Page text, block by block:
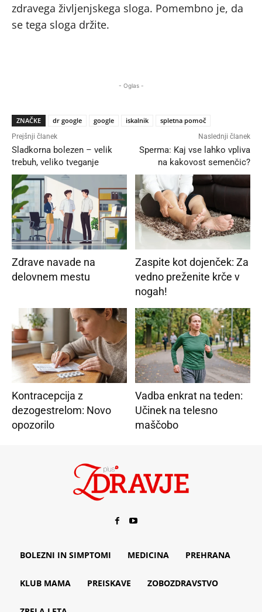
zdravega življenjskega sloga. Pomembno je, da
se tega sloga držite.
- Oglas -
ZNAČKE dr google google iskalnik spletna pomoč
Prejšnji članek
Sladkorna bolezen – velik
trebuh, veliko tveganje
Naslednji članek
Sperma: Kaj vse lahko vpliva
na kakovost semenčic?
Zdrave navade na
delovnem mestu
Zaspite kot dojenček: Za
vedno preženite krče v
nogah!
Kontracepcija z
dezogestrelom: Novo
opozorilo
Vadba enkrat na teden:
Učinek na telesno
maščobo
BOLEZNI IN SIMPTOMI MEDICINA PREHRANA
KLUB MAMA PREISKAVE ZOBOZDRAVSTVO